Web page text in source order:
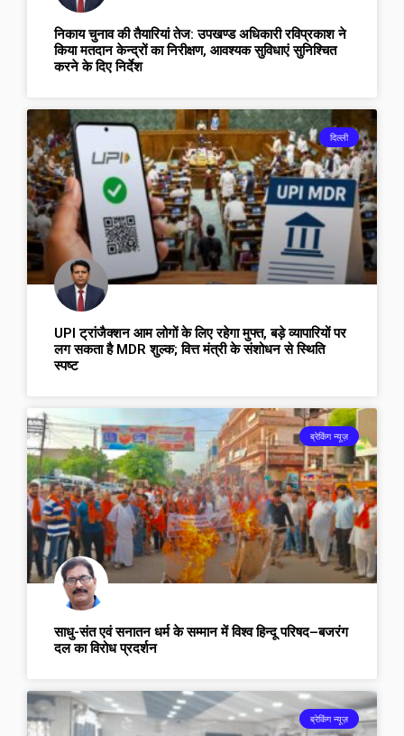
निकाय चुनाव की तैयारियां तेज: उपखण्ड अधिकारी रविप्रकाश ने
किया मतदान केन्द्रों का निरीक्षण, आवश्यक सुविधाएं सुनिश्चित
करने के दिए निर्देश
दिल्ली
UPI ट्रांजैक्शन आम लोगों के लिए रहेगा मुफ्त, बड़े व्यापारियों पर
लग सकता है MDR शुल्क; वित्त मंत्री के संशोधन से स्थिति
स्पष्ट
ब्रेकिंग न्यूज़
साधु-संत एवं सनातन धर्म के सम्मान में विश्व हिन्दू परिषद–बजरंग
दल का विरोध प्रदर्शन
ब्रेकिंग न्यूज़